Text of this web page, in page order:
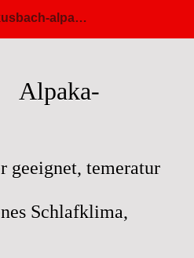
www.bokusbach-alpaka.de
Alpaka-
temeratur